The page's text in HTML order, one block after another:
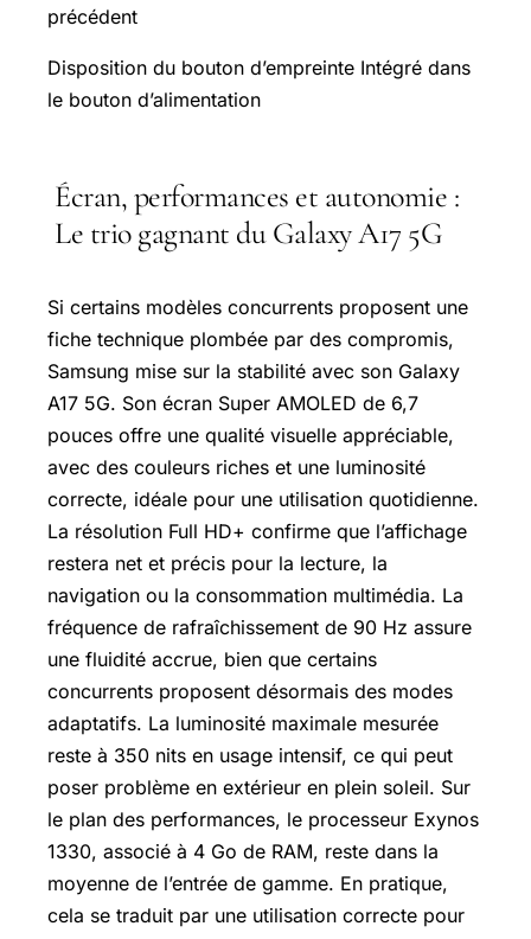
précédent
Disposition du bouton d’empreinte Intégré dans
le bouton d’alimentation
Écran, performances et autonomie :
Le trio gagnant du Galaxy A17 5G
Si certains modèles concurrents proposent une
fiche technique plombée par des compromis,
Samsung mise sur la stabilité avec son Galaxy
A17 5G. Son écran Super AMOLED de 6,7
pouces offre une qualité visuelle appréciable,
avec des couleurs riches et une luminosité
correcte, idéale pour une utilisation quotidienne.
La résolution Full HD+ confirme que l’affichage
restera net et précis pour la lecture, la
navigation ou la consommation multimédia. La
fréquence de rafraîchissement de 90 Hz assure
une fluidité accrue, bien que certains
concurrents proposent désormais des modes
adaptatifs. La luminosité maximale mesurée
reste à 350 nits en usage intensif, ce qui peut
poser problème en extérieur en plein soleil. Sur
le plan des performances, le processeur Exynos
1330, associé à 4 Go de RAM, reste dans la
moyenne de l’entrée de gamme. En pratique,
cela se traduit par une utilisation correcte pour